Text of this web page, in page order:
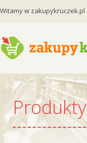
Witamy w zakupykruczek.pl
Produkty